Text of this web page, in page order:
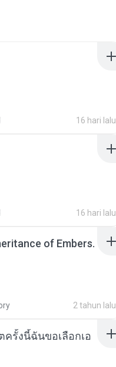
16 hari lalu
16 hari lalu
of Embers.
2 tahun lalu
ครั้งนี้ฉันขอเลือกเอ